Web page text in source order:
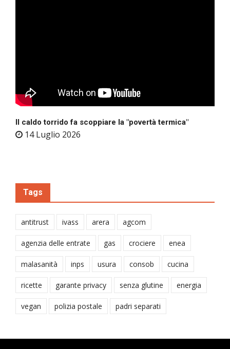
Il caldo torrido fa scoppiare la "povertà termica"
14 Luglio 2026
Tags
antitrust ivass arera agcom
agenzia delle entrate gas crociere enea
malasanità inps usura consob cucina
ricette garante privacy senza glutine energia
vegan polizia postale padri separati